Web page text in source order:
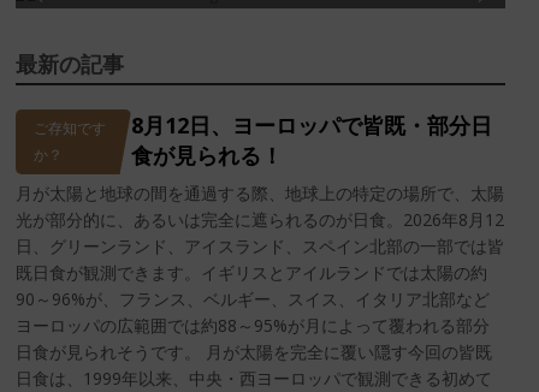
最新の記事
ご存知です
か？
8月12日、ヨーロッパで皆既・部分日
食が見られる！
月が太陽と地球の間を通過する際、地球上の特定の場所で、太陽
光が部分的に、あるいは完全に遮られるのが日食。2026年8月12
日、グリーンランド、アイスランド、スペイン北部の一部では皆
既日食が観測できます。イギリスとアイルランドでは太陽の約
90～96%が、フランス、ベルギー、スイス、イタリア北部など
ヨーロッパの広範囲では約88～95%が月によって覆われる部分
日食が見られそうです。 月が太陽を完全に覆い隠す今回の皆既
日食は、1999年以来、中央・西ヨーロッパで観測できる初めて